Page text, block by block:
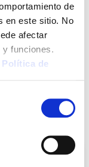
de
en este sitio. No
afectar
funciones.
Política de
vuelve a